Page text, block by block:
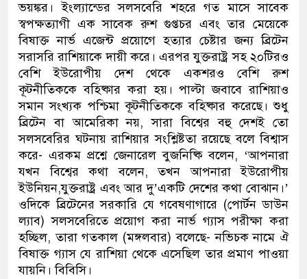
ভয়ঙ্কর। ইংল্যান্ডের সলসবেরি শহরে গত মাসে সাবেক
স্বপক্ষত্যাগী এক সাবেক রুশ গুপ্তচর এবং তার মেয়েকে
বিষাক্ত নার্ভ এজেন্ট প্রয়োগে হত্যার চেষ্টার জন্য ব্রিটেন
সরাসরি রাশিয়াকে দায়ী করে। এরপর যুক্তরাষ্ট্র সহ ২০টিরও
বেশি ইউরোপীয় দেশ থেকে একশরও বেশি রুশ
কূটনীতিককে বহিষ্কার করা হয়। পাল্টা জবাবে রাশিয়াও
সমান সংখ্যক পশ্চিমা কূটনীতিককে বহিষ্কার করেছে। শুধু
ব্রিটেন বা আমেরিকা নয়, সারা বিশ্বের বহু দেশই তো
সলসবেরির ঘটনায় রাশিয়ার সংশ্লিষ্টতা রয়েছে বলে বিশ্বাস
করে- এরকম প্রশ্নে জেনারেল বুজনিষ্কি বলেন, ‘আপনারা
যখন বিশ্বের কথা বলেন, তখন আপনারা ইউরোপীয়
ইউনিয়ন,যুক্তরাষ্ট্র এবং আর দু’একটি দেশের কথা বোঝান।’
ওদিকে ব্রিটেনের সরকারি যে গবেষণাগারে (পোর্টন ডাউন
ল্যাব) সলসবেরিতে প্রয়োগ করা নার্ভ গ্যাস পরীক্ষা করা
হচ্ছিল, তারা গতকাল (মঙ্গলবার) বলেছে- নভিচক নামে ঐ
বিষাক্ত গ্যাস যে রাশিয়া থেকে এসেছিল তার প্রমাণ পাওয়া
যায়নি। বিবিসি।